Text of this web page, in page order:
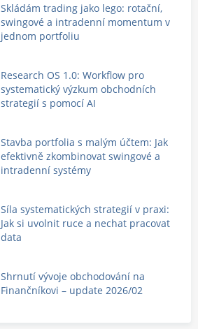
Skládám trading jako lego: rotační,
swingové a intradenní momentum v
jednom portfoliu
Research OS 1.0: Workflow pro
systematický výzkum obchodních
strategií s pomocí AI
Stavba portfolia s malým účtem: Jak
efektivně zkombinovat swingové a
intradenní systémy
Síla systematických strategií v praxi:
Jak si uvolnit ruce a nechat pracovat
data
Shrnutí vývoje obchodování na
Finančníkovi – update 2026/02